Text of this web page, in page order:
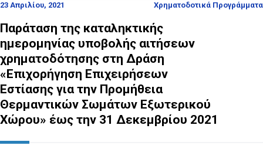
23 Απριλίου, 2021 Χρηματοδοτικά Προγράμματα
Παράταση της καταληκτικής
ημερομηνίας υποβολής αιτήσεων
χρηματοδότησης στη Δράση
«Επιχορήγηση Επιχειρήσεων
Εστίασης για την Προμήθεια
Θερμαντικών Σωμάτων Εξωτερικού
Χώρου» έως την 31 Δεκεμβρίου 2021